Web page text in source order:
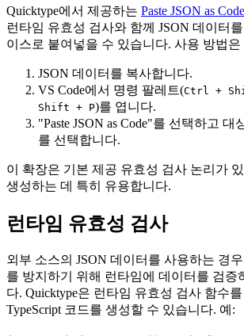
Quicktype에서 제공하는 Paste JSON as Code
런타임 유효성 검사와 함께 JSON 데이터를
이스로 붙여넣을 수 있습니다. 사용 방법
JSON 데이터를 복사합니다.
VS Code에서 명령 팔레트(Ctrl +
Shift + P)를 엽니다.
"Paste JSON as Code"를 선택하고 대
를 선택합니다.
이 확장은 기본 제공 유효성 검사 논리가
생성하는 데 특히 유용합니다.
런타임 유효성 검사
외부 소스의 JSON 데이터를 사용하는 경
를 방지하기 위해 런타임에 데이터를 검증
다. Quicktype은 런타임 유효성 검사 함수
TypeScript 코드를 생성할 수 있습니다. 예: